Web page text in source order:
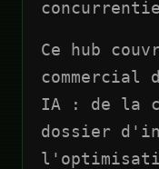
Ce hub
IA : de la
dossier